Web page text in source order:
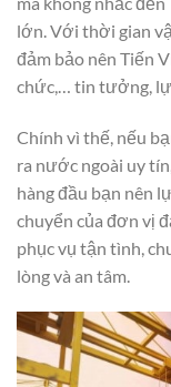
lớn. Với thời gian
đảm bảo nên Tiến
chức,… tin tưởng,
Chính vì thế, nếu
ra nước ngoài uy
hàng đầu bạn nên
chuyển của đơn vị
phục vụ tận tình,
lòng và an tâm.